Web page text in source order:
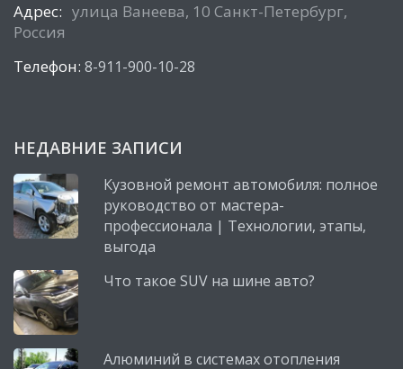
Адрес: улица Ванеева, 10 Санкт-Петербург,
Россия
Телефон: 8-911-900-10-28
НЕДАВНИЕ ЗАПИСИ
Кузовной ремонт автомобиля: полное
руководство от мастера-
профессионала | Технологии, этапы,
выгода
Что такое SUV на шине авто?
Алюминий в системах отопления